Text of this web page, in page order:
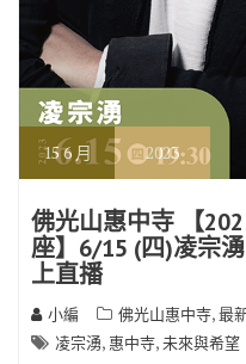
156 月 2023
佛光山惠中寺 【
座】6/15 (四)凌宗
上直播
小編 佛光山惠中寺,最
凌宗湧, 惠中寺,未來與希望